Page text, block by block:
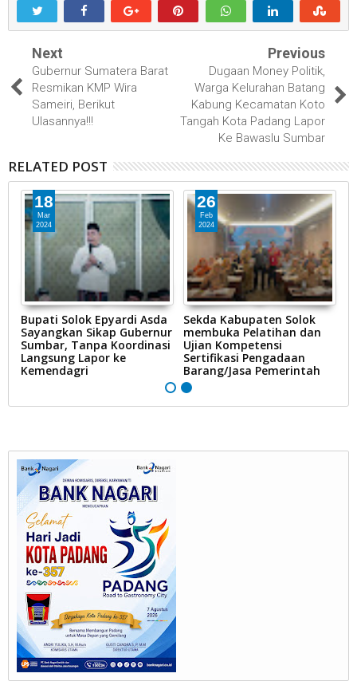
Next
Gubernur Sumatera Barat
Resmikan KMP Wira
Sameiri, Berikut
Ulasannya!!!
Previous
Dugaan Money Politik,
Warga Kelurahan Batang
Kabung Kecamatan Koto
Tangah Kota Padang Lapor
Ke Bawaslu Sumbar
RELATED POST
18
Mar
2024
Bupati Solok Epyardi Asda
Sayangkan Sikap Gubernur
Sumbar, Tanpa Koordinasi
Langsung Lapor ke
Kemendagri
26
Feb
2024
Sekda Kabupaten Solok
membuka Pelatihan dan
Ujian Kompetensi
Sertifikasi Pengadaan
Barang/Jasa Pemerintah